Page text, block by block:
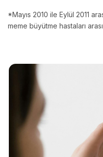
*Mayıs 2010 ile Eylül 2011
meme büyütme hastaları